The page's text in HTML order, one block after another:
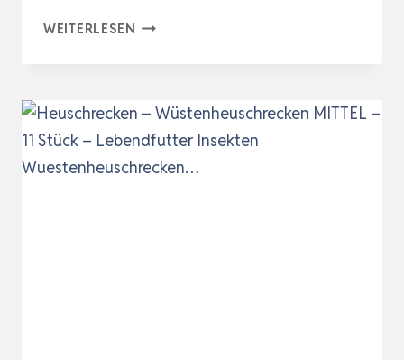
WEITERLESEN HEUSCHRECKEN
MITTEL
–
50